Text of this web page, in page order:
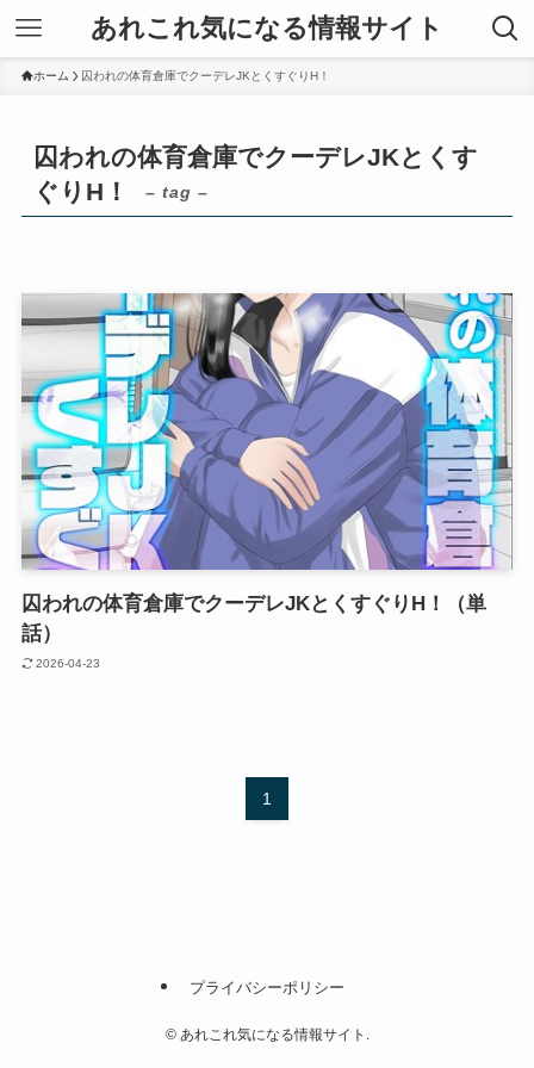
あれこれ気になる情報サイト
ホーム 囚われの体育倉庫でクーデレJKとくすぐりH！
囚われの体育倉庫でクーデレJKとくす
ぐりH！
– tag –
囚われの体育倉庫でクーデレJKとくすぐりH！（単
話）
2026-04-23
1
プライバシーポリシー
©あれこれ気になる情報サイト.